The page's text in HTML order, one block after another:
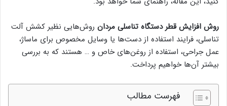
روش افزایش قطر دستگاه تناسلی مردان روش‌هایی نظیر کشش آلت
تناسلی، فرایند استفاده از دست‌ها یا وسایل مخصوص برای ماساژ،
عمل جراحی، استفاده از روغن‌های خاص و … هستند که به بررسی
بیشتر آن‌ها خواهیم پرداخت.
فهرست مطالب